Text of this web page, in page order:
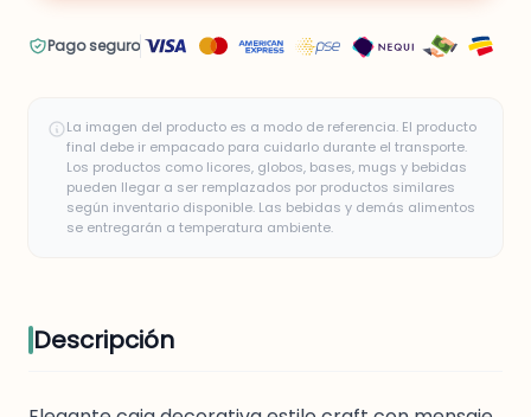
Pago seguro
La imagen del producto es a modo de referencia. El producto
final debe ir empacado para cuidarlo durante el transporte.
Los productos como licores, globos, bases, mugs y bebidas
pueden llegar a ser remplazados por productos similares
según inventario disponible. Las bebidas y demás alimentos
se entregarán a temperatura ambiente.
Descripción